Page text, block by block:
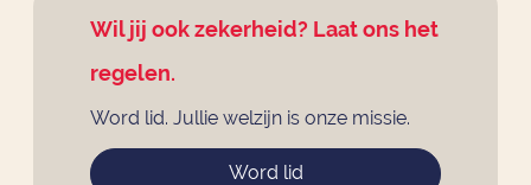
Wil jij ook zekerheid? Laat ons het
regelen.
Word lid. Jullie welzijn is onze missie.
Word lid